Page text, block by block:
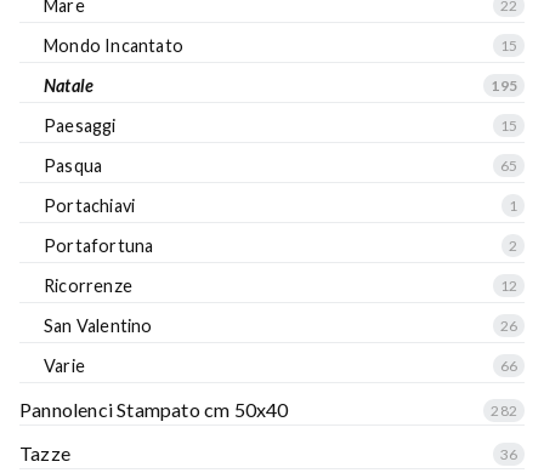
Mare 22
Mondo Incantato 15
Natale 195
Paesaggi 15
Pasqua 65
Portachiavi 1
Portafortuna 2
Ricorrenze 12
San Valentino 26
Varie 66
Pannolenci Stampato cm 50x40 282
Tazze 36